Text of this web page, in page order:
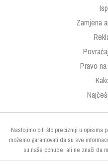
Zamjena
Pravo
Nastojimo biti što precizniji u opisima
možemo garantovati da su sve
su naše ponude, ali ne znači da